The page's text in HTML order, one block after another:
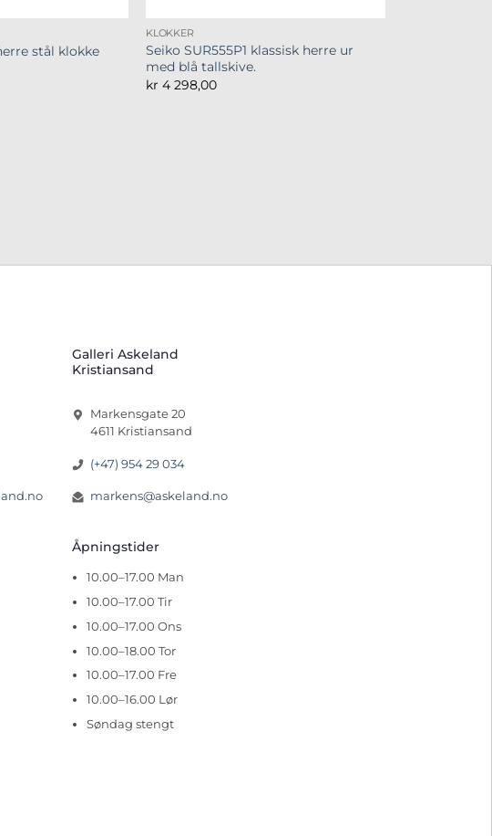
stål klokke
KLOKKER
Seiko SUR555P1 klassisk herre ur
med blå tallskive.
kr 4 298,00
Galleri Askeland
Kristiansand
Markensgate 20
4611 Kristiansand
(+47) 954 29 034
markens@askeland.no
Åpningstider
10.00–17.00 Man
10.00–17.00 Tir
10.00–17.00 Ons
10.00–18.00 Tor
10.00–17.00 Fre
10.00–16.00 Lør
Søndag stengt